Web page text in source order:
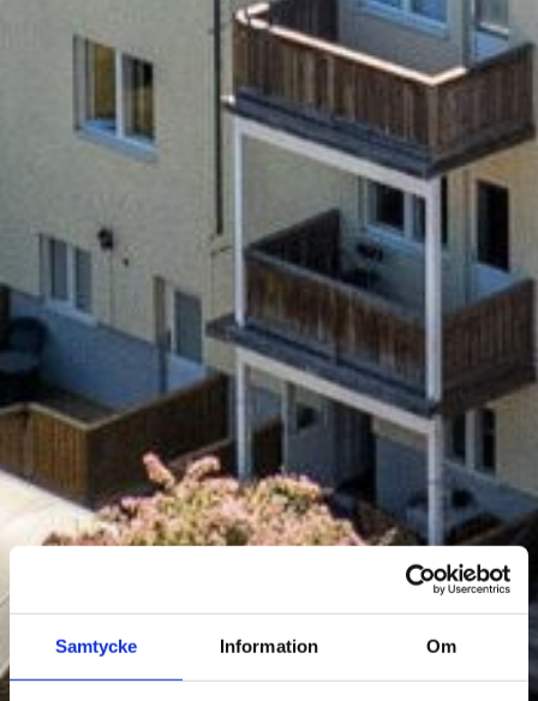
Samtycke Information Om